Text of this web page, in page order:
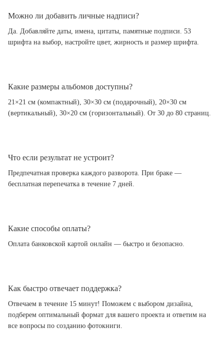
Можно ли добавить личные надписи?
Да. Добавляйте даты, имена, цитаты, памятные подписи. 53
шрифта на выбор, настройте цвет, жирность и размер шрифта.
Какие размеры альбомов доступны?
21×21 см (компактный), 30×30 см (подарочный), 20×30 см
(вертикальный), 30×20 см (горизонтальный). От 30 до 80 страниц.
Что если результат не устроит?
Предпечатная проверка каждого разворота. При браке —
бесплатная перепечатка в течение 7 дней.
Какие способы оплаты?
Оплата банковской картой онлайн — быстро и безопасно.
Как быстро отвечает поддержка?
Отвечаем в течение 15 минут! Поможем с выбором дизайна,
подберем оптимальный формат для вашего проекта и ответим на
все вопросы по созданию фотокниги.